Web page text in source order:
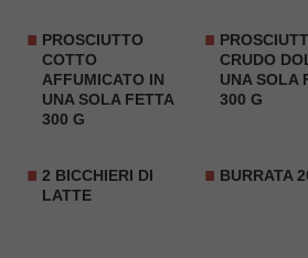
PROSCIUTTO
COTTO
AFFUMICATO IN
UNA SOLA FETTA
300 G
CRUDO
UNA SOLA
300 G
2 BICCHIERI DI
LATTE
BURRATA